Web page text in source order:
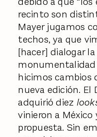
recinto son
Mayer jugamos
techos, ya que
[hacer] dialogar
monumentalidad
hicimos cambios
nueva edición. El
adquirió diez
vinieron a
propuesta. Sin